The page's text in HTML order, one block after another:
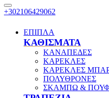
+302106429062
ΕΠΙΠΛΑ
ΚΑΘΙΣΜΑΤΑ
ΚΑΝΑΠΕΔΕΣ
ΚΑΡΕΚΛΕΣ
ΚΑΡΕΚΛΕΣ
ΠΟΛΥΘΡΟΝΕΣ
ΣΚΑΜΠΩ &